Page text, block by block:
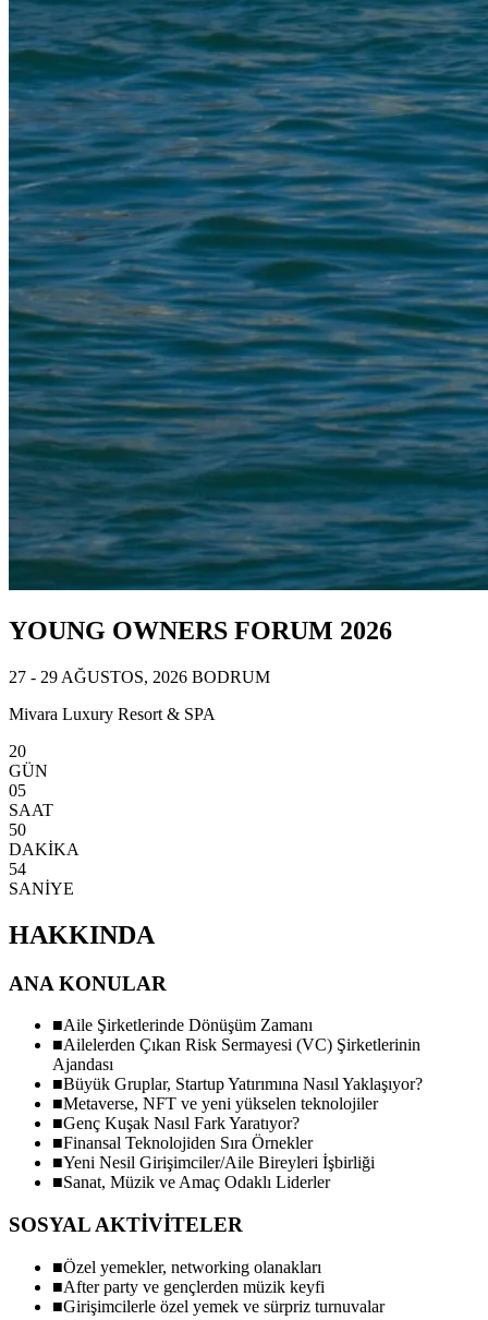
YOUNG OWNERS FORUM 2026
27 - 29 AĞUSTOS, 2026 BODRUM
Mivara Luxury Resort & SPA
20
GÜN
05
SAAT
50
DAKİKA
52
SANİYE
HAKKINDA
ANA KONULAR
■Aile Şirketlerinde Dönüşüm Zamanı
■Ailelerden Çıkan Risk Sermayesi (VC) Şirketlerinin
Ajandası
■Büyük Gruplar, Startup Yatırımına Nasıl Yaklaşıyor?
■Metaverse, NFT ve yeni yükselen teknolojiler
■Genç Kuşak Nasıl Fark Yaratıyor?
■Finansal Teknolojiden Sıra Örnekler
■Yeni Nesil Girişimciler/Aile Bireyleri İşbirliği
■Sanat, Müzik ve Amaç Odaklı Liderler
SOSYAL AKTİVİTELER
■Özel yemekler, networking olanakları
■After party ve gençlerden müzik keyfi
■Girişimcilerle özel yemek ve sürpriz turnuvalar